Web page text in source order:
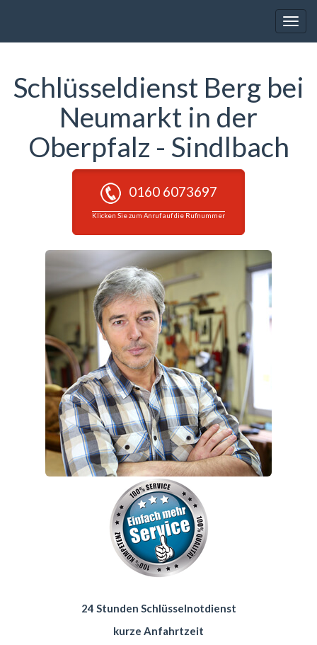
Toggle
Schlüsseldienst Berg bei
Neumarkt in der
Oberpfalz - Sindlbach
0160 6073697
Klicken Sie zum Anruf auf die Rufnummer
24 Stunden Schlüsselnotdienst
kurze Anfahrtzeit